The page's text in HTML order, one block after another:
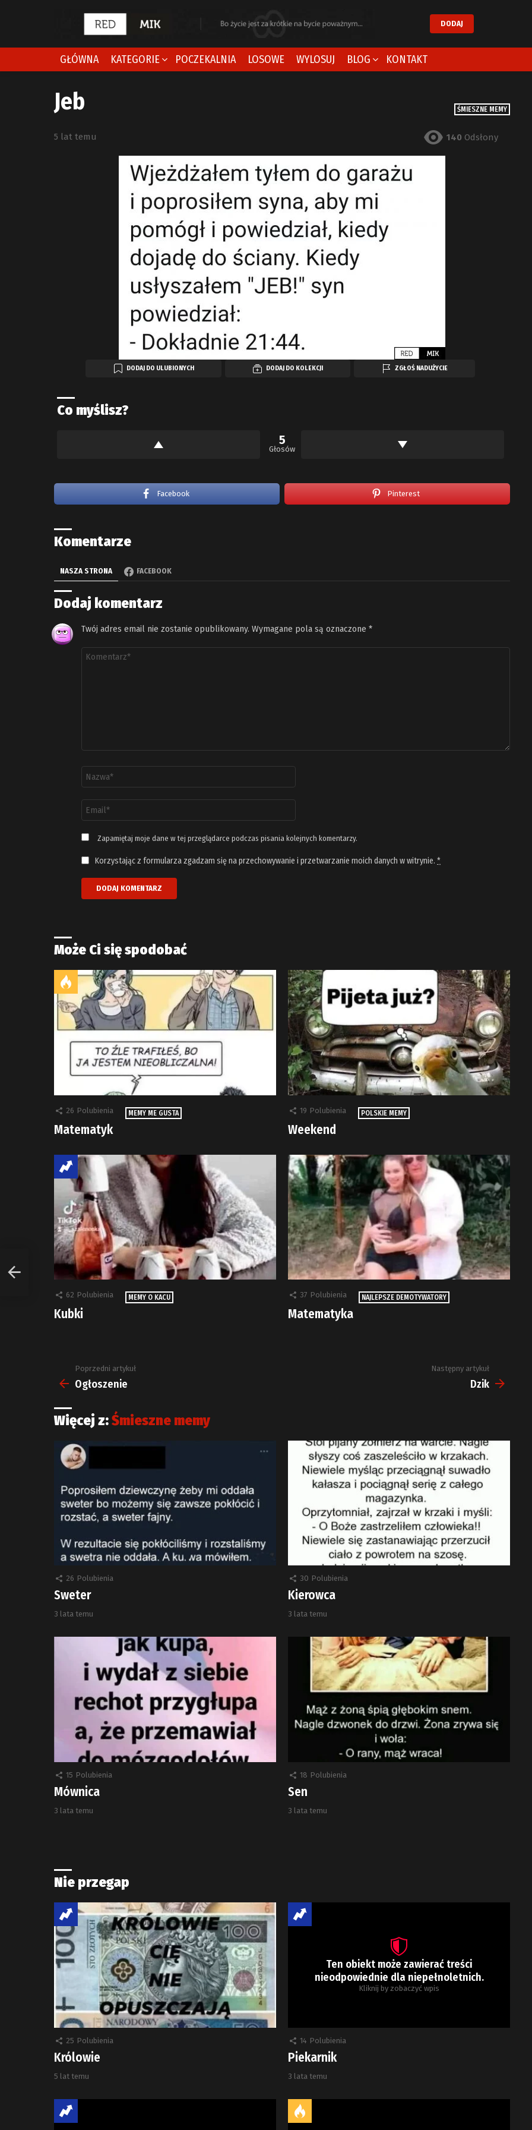
DODAJ
GŁÓWNA KATEGORIE POCZEKALNIA LOSOWE WYLOSUJ BLOG KONTAKT
ŚMIESZNE MEMY
Jeb
5 lat temu 140 Odsłony
DODAJ DO ULUBIONYCH DODAJ DO KOLEKCJI ZGŁOŚ NADUŻYCIE
Co myślisz?
5
Głosów
Facebook Pinterest
Komentarze
NASZA STRONA FACEBOOK
Dodaj komentarz
Twój adres email nie zostanie opublikowany. Wymagane pola są oznaczone *
Komentarz
email
*
Zapamiętaj moje dane w tej przeglądarce podczas pisania kolejnych komentarzy.
Korzystając z formularza zgadzam się na przechowywanie i przetwarzanie moich danych w witrynie. *
Może Ci się spodobać
26 Polubienia MEMY ME GUSTA
Matematyk
19 Polubienia POLSKIE MEMY
Weekend
62 Polubienia MEMY O KACU
Kubki
37 Polubienia NAJLEPSZE DEMOTYWATORY
Matematyka
Zobacz
więcej
Poprzedni artykuł
Ogłoszenie
Następny artykuł
Dzik
Więcej z:Śmieszne memy
26 Polubienia
Sweter
3 lata temu
30 Polubienia
Kierowca
3 lata temu
15 Polubienia
Mównica
3 lata temu
18 Polubienia
Sen
3 lata temu
Nie przegap
25 Polubienia
Królowie
5 lat temu
Ten obiekt może zawierać treści
nieodpowiednie dla niepełnoletnich.
Kliknij by zobaczyć wpis
14 Polubienia
Piekarnik
3 lata temu